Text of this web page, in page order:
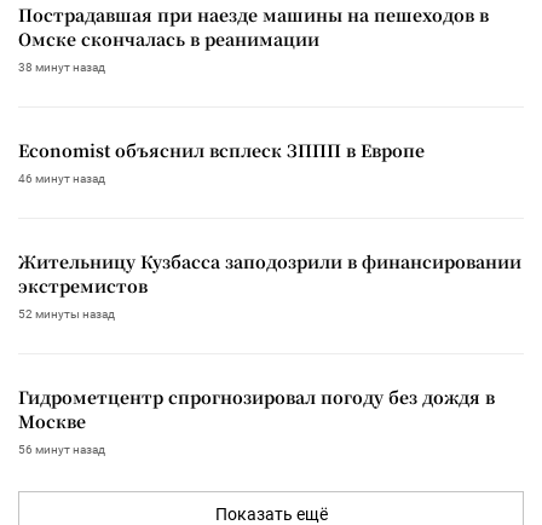
Пострадавшая при наезде машины на пешеходов в
Омске скончалась в реанимации
38 минут назад
Economist объяснил всплеск ЗППП в Европе
46 минут назад
Жительницу Кузбасса заподозрили в финансировании
экстремистов
52 минуты назад
Гидрометцентр спрогнозировал погоду без дождя в
Москве
56 минут назад
Показать ещё